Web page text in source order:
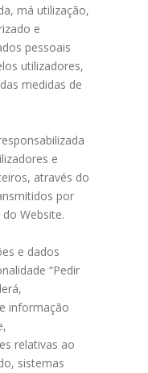
má utilização,
e
pessoais
utilizadores,
medidas de
e
através do
por
Website.
e dados
“Pedir
informação
relativas ao
sistemas